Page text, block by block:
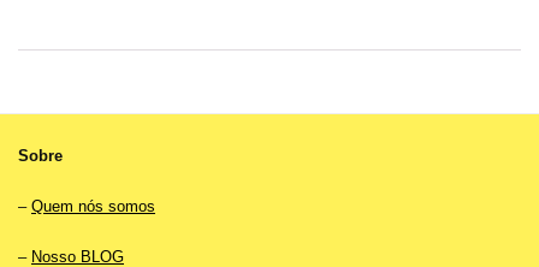
R$47.00. R$37.00.
Sobre
– Quem nós somos
– Nosso BLOG